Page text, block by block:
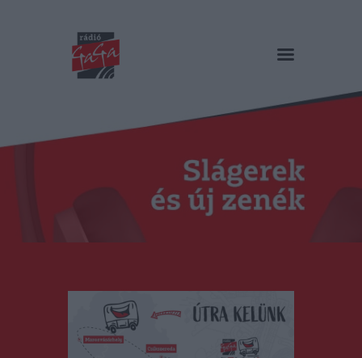
RÁDIÓ GAGA
Műsorok
Duma Duba
Podcast és videók
Stáb
Kapcsolat
RO